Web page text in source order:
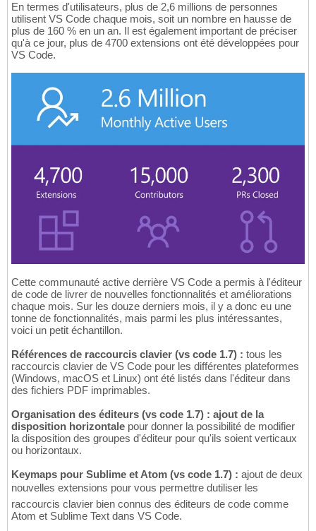
En termes d'utilisateurs, plus de 2,6 millions de personnes
utilisent VS Code chaque mois, soit un nombre en hausse de
plus de 160 % en un an. Il est également important de préciser
qu'à ce jour, plus de 4700 extensions ont été développées pour
VS Code.
Cette communauté active derrière VS Code a permis à l'éditeur
de code de livrer de nouvelles fonctionnalités et améliorations
chaque mois. Sur les douze derniers mois, il y a donc eu une
tonne de fonctionnalités, mais parmi les plus intéressantes,
voici un petit échantillon.
Références de raccourcis clavier (vs code 1.7) : tous les
raccourcis clavier de VS Code pour les différentes plateformes
(Windows, macOS et Linux) ont été listés dans l'éditeur dans
des fichiers PDF imprimables.
Organisation des éditeurs (vs code 1.7) : ajout de la
disposition horizontale pour donner la possibilité de modifier
la disposition des groupes d'éditeur pour qu'ils soient verticaux
ou horizontaux.
Keymaps pour Sublime et Atom (vs code 1.7) : ajout de deux
nouvelles extensions pour vous permettre dutiliser les
raccourcis clavier bien connus des éditeurs de code comme
Atom et Sublime Text dans VS Code.